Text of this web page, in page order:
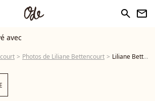
search newsletter
avec
Photos de Liliane Bettencourt Liliane Bettencourt et François-Marie Banier à l'inauguration de l'exposition de François-Marie Banier à la Maison européenne de la photographie, à Paris, le 25 mars 2003. - Photo